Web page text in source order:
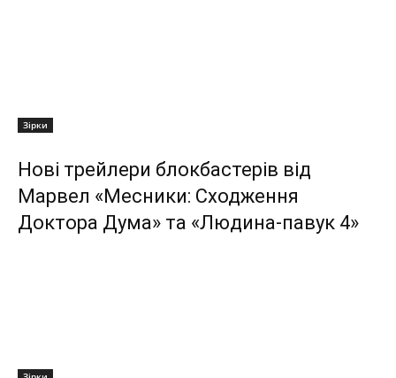
Зірки
Нові трейлери блокбастерів від
Марвел «Месники: Сходження
Доктора Дума» та «Людина-павук 4»